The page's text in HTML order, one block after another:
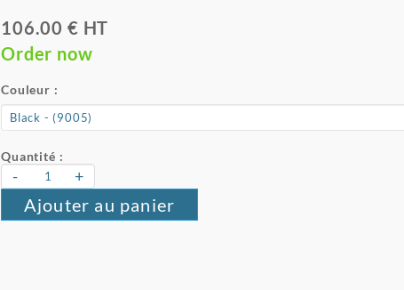
106.00 € HT
Order now
Couleur :
Quantité :
- +
Ajouter au panier